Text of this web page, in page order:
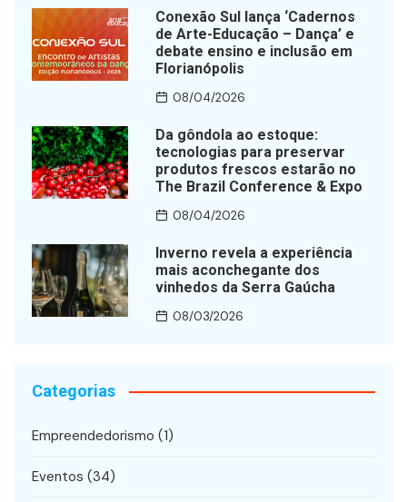
Conexão Sul lança ‘Cadernos
de Arte-Educação – Dança’ e
debate ensino e inclusão em
Florianópolis
08/04/2026
Da gôndola ao estoque:
tecnologias para preservar
produtos frescos estarão no
The Brazil Conference & Expo
08/04/2026
Inverno revela a experiência
mais aconchegante dos
vinhedos da Serra Gaúcha
08/03/2026
Categorias
Empreendedorismo (1)
Eventos (34)